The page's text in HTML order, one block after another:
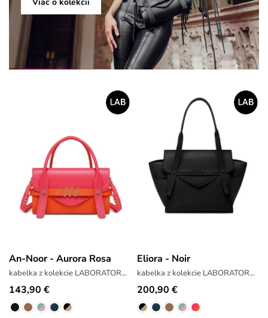
An-Noor - Aurora Rosa
kabelka z kolekcie LABORATORY x ANTONIN SIMON
143,90 €
Eliora - Noir
kabelka z kolekcie LABORATORY x ANTONIN SIMON
200,90 €